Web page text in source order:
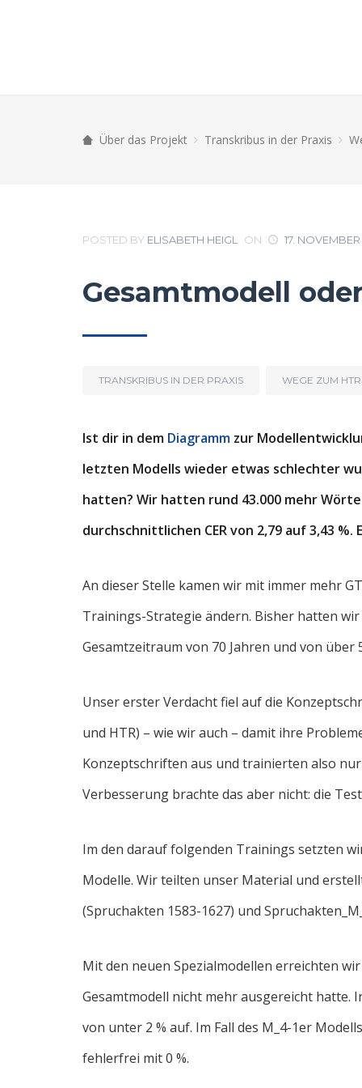
Über das Projekt Transkribus in der Praxis
POSTED BY ELISABETH HEIGL ON 17.
Gesamtmodell
TRANSKRIBUS IN DER PRAXIS WEGE ZUM
Ist dir in dem Diagramm zur
letzten Modells wieder etwas schlechter
hatten? Wir hatten rund 43.000 mehr
durchschnittlichen CER von 2,79 auf 3,43
An dieser Stelle kamen wir mit immer mehr
Trainings-Strategie ändern. Bisher hatten
Gesamtzeitraum von 70 Jahren und von über
Unser erster Verdacht fiel auf die
und HTR) – wie wir auch – damit ihre
Konzeptschriften aus und trainierten also
Verbesserung brachte das aber nicht: die
Im den darauf folgenden Trainings setzten
Modelle. Wir teilten unser Material und
(Spruchakten 1583-1627) und
Mit den neuen Spezialmodellen erreichten
Gesamtmodell nicht mehr ausgereicht hatte.
von unter 2 % auf. Im Fall des M_4-1er
fehlerfrei mit 0 %.